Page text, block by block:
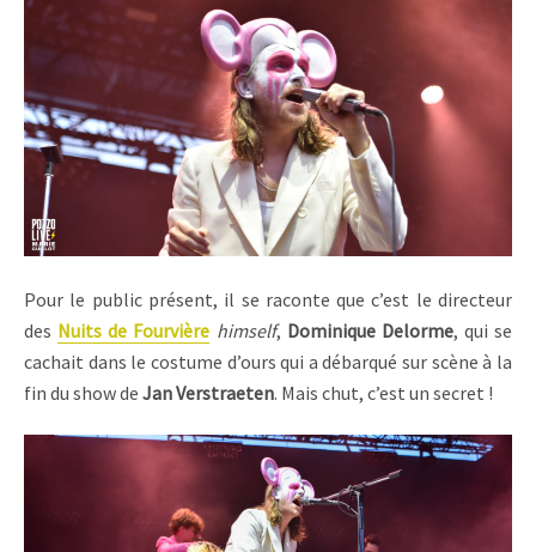
Pour le public présent, il se raconte que c’est le directeur
des Nuits de Fourvière himself, Dominique Delorme, qui se
cachait dans le costume d’ours qui a débarqué sur scène à la
fin du show de Jan Verstraeten. Mais chut, c’est un secret !